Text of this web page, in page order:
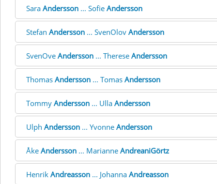
Sara Andersson ... Sofie Andersson
Stefan Andersson ... SvenOlov Andersson
SvenOve Andersson ... Therese Andersson
Thomas Andersson ... Tomas Andersson
Tommy Andersson ... Ulla Andersson
Ulph Andersson ... Yvonne Andersson
Åke Andersson ... Marianne AndreaniGörtz
Henrik Andreasson ... Johanna Andreasson